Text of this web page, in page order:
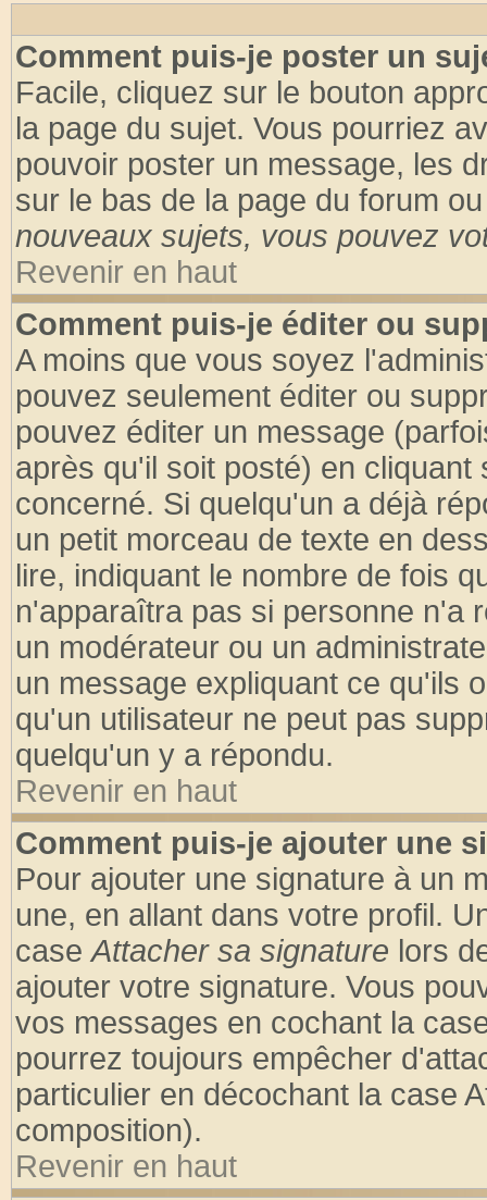
Comment puis-je poster un
Facile, cliquez sur le bouton
la page du sujet. Vous pourriez
pouvoir poster un message, les
sur le bas de la page du forum
nouveaux sujets, vous pouvez
Revenir en haut
Comment puis-je éditer ou
A moins que vous soyez
pouvez seulement éditer ou
pouvez éditer un message
après qu'il soit posté) en
concerné. Si quelqu'un a déjà
un petit morceau de texte en
lire, indiquant le nombre de fois
n'apparaîtra pas si personne n'a
un modérateur ou un
un message expliquant ce qu'ils
qu'un utilisateur ne peut pas
quelqu'un y a répondu.
Revenir en haut
Comment puis-je ajouter une
Pour ajouter une signature à un
une, en allant dans votre profil.
caseAttacher sa signature lors
ajouter votre signature. Vous
vos messages en cochant la
pourrez toujours empêcher
particulier en décochant la case
composition).
Revenir en haut